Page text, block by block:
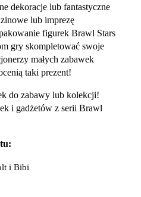
dekoracje lub fantastyczne
lub imprezę
figurek Brawl Stars
gry skompletować swoje
małych zabawek
taki prezent!
do zabawy lub kolekcji!
i gadżetów z serii Brawl
i Bibi